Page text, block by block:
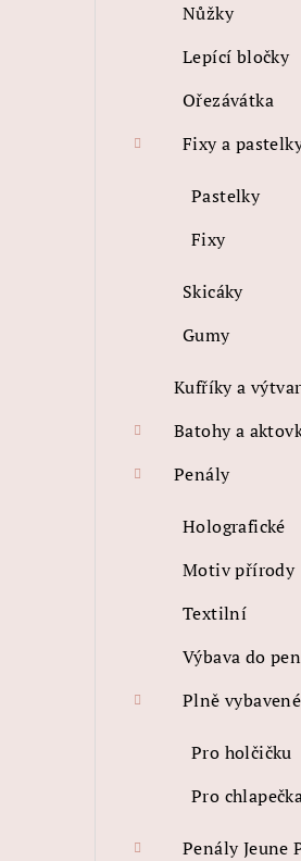
Nůžky
Lepící bločky
Ořezávátka
Fixy a
Pastelky
Fixy
Skicáky
Gumy
Kufříky a
Batohy a
Penály
Holografické
Motiv přírody
Textilní
Výbava do
Plně
Pro holčičku
Pro
Penály Jeune